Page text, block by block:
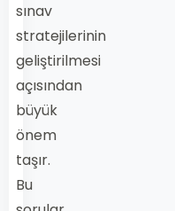
sınav
stratejilerinin
geliştirilmesi
açısından
büyük
önem
taşır.
Bu